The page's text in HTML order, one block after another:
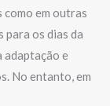
como em outras
para os dias da
adaptação e
No entanto, em